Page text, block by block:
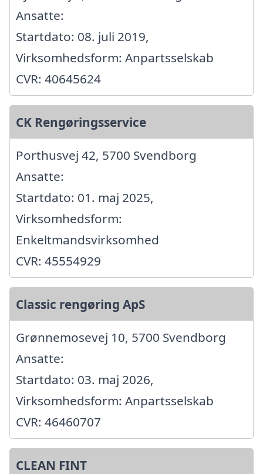
Ansatte:
Startdato: 08. juli 2019,
Virksomhedsform: Anpartsselskab
CVR: 40645624
CK Rengøringsservice
Porthusvej 42, 5700 Svendborg
Ansatte:
Startdato: 01. maj 2025,
Virksomhedsform:
Enkeltmandsvirksomhed
CVR: 45554929
Classic rengøring ApS
Grønnemosevej 10, 5700 Svendborg
Ansatte:
Startdato: 03. maj 2026,
Virksomhedsform: Anpartsselskab
CVR: 46460707
CLEAN FINT